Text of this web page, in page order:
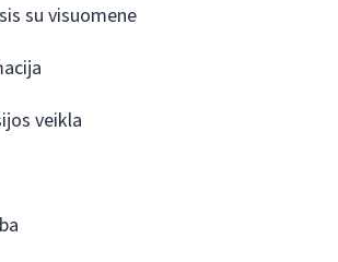
su visuomene
veikla